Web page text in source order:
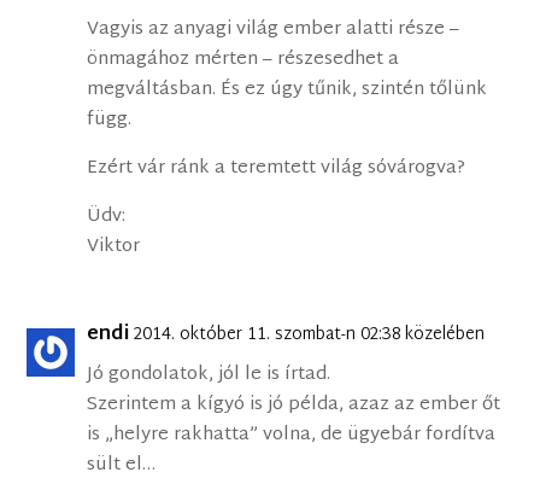
Vagyis az anyagi világ ember alatti része –
önmagához mérten – részesedhet a
megváltásban. És ez úgy tűnik, szintén tőlünk
függ.
Ezért vár ránk a teremtett világ sóvárogva?
Üdv:
Viktor
endi2014. október 11. szombat-n 02:38 közelében
Jó gondolatok, jól le is írtad.
Szerintem a kígyó is jó példa, azaz az ember őt
is „helyre rakhatta” volna, de ügyebár fordítva
sült el…